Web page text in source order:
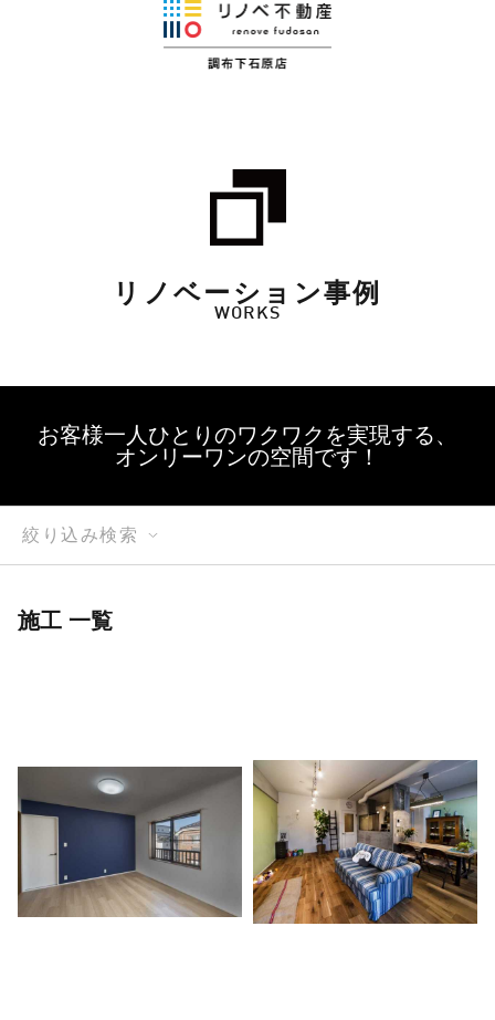
リノベーション事例
WORKS
お客様一人ひとりのワクワクを実現する、
オンリーワンの空間です！
絞り込み検索
施工 一覧